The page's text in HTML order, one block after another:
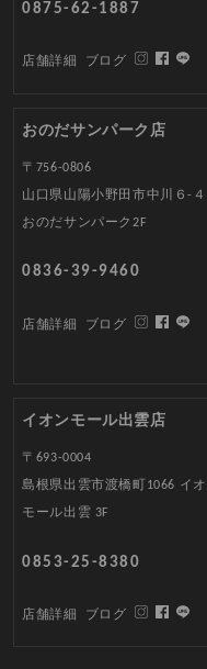
0875-62-1887
店舗詳細 ブログ
おのだサンパーク店
〒756-0806
山口県山陽小野田市中川６-
おのだサンパーク2F
0836-39-9460
店舗詳細 ブログ
イオンモール出雲店
〒693-0004
島根県出雲市渡橋町1066 イ
モール出雲 3F
0853-25-8380
店舗詳細 ブログ